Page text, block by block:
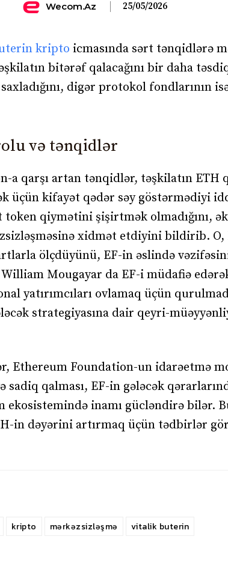
Wecom.az 25/05/2026
kripto icmasında sərt tənqidlərə
bitərəf qalacağını bir daha
digər protokol fondlarının
və tənqidlər
a qarşı artan tənqidlər, təşkilatın ETH
üçün kifayət qədər səy göstərmədiyi
token qiymətini şişirtmək olmadığını,
xidmət etdiyini bildirib.
ölçdüyünü, EF-in əslində
Mougayar da EF-i müdafiə
yatırımcıları ovlamaq üçün
strategiyasına dair qeyri-
Ethereum Foundation-un idarəetmə
qalması, EF-in gələcək
ekosistemində inamı gücləndirə bilər.
in dəyərini artırmaq üçün tədbirlər
kripto mərkəzsizləşmə vitalik buterin